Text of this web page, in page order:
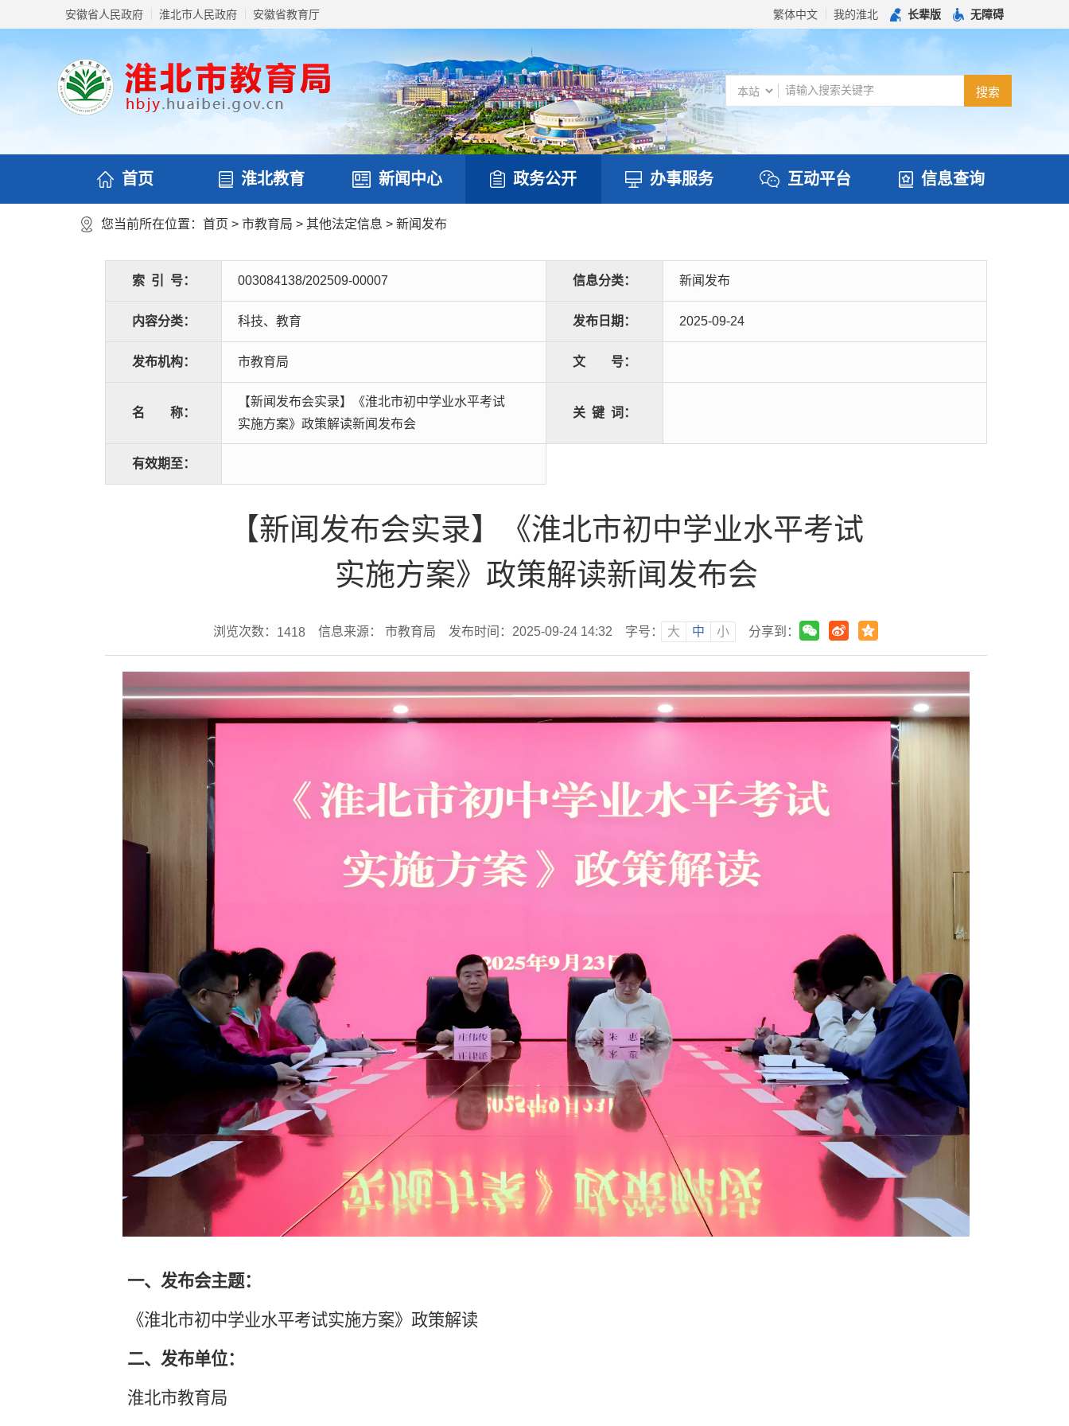
安徽省人民政府 淮北市人民政府 安徽省教育厅 繁体中文 我的淮北 长辈版 无障碍
首页 淮北教育 新闻中心 政务公开 办事服务 互动平台 信息查询
您当前所在位置： 首页 > 市教育局 > 其他法定信息 > 新闻发布
索 引 号： 003084138/202509-00007 信息分类： 新闻发布
内容分类： 科技、教育 发布日期： 2025-09-24
发布机构： 市教育局 文 号：
名 称：
【新闻发布会实录】《淮北市初中学业水平考试
实施方案》政策解读新闻发布会
关 键 词：
有效期至：
【新闻发布会实录】《淮北市初中学业水平考试
实施方案》政策解读新闻发布会
浏览次数： 1418 信息来源： 市教育局 发布时间：2025-09-24 14:32 字号： 大 中 小 分享到：
一、发布会主题：
《淮北市初中学业水平考试实施方案》 政策解读
二、发布单位：
淮北市教育局